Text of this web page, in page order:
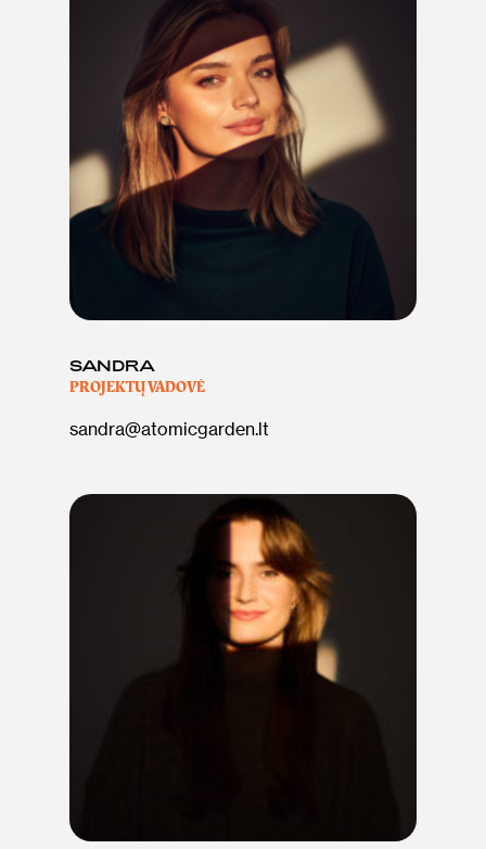
SANDRA
PROJEKTŲ VADOVĖ
sandra@atomicgarden.lt